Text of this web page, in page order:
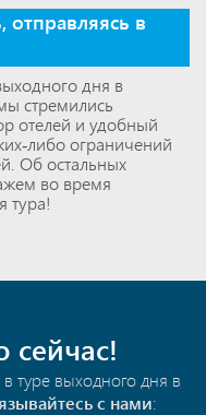
в
дня в
стремились
отелей и удобный
либо ограничений
Об остальных
во время
тура!
сейчас!
туре выходного дня в
с нами: